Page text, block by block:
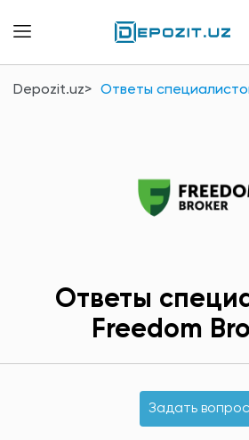
Depozit.uz Ответы
Ответы
Freedom
Задать вопрос